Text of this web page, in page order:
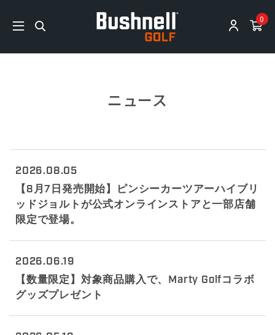
0
ニュース
2026.08.05
【8月7日発売開始】ピンシーカーツアーハイブリ
ッドジョルトが公式オンラインストアと一部店舗
限定で登場。
2026.06.19
【数量限定】対象商品購入で、Marty Golfコラボ
グッズプレゼント